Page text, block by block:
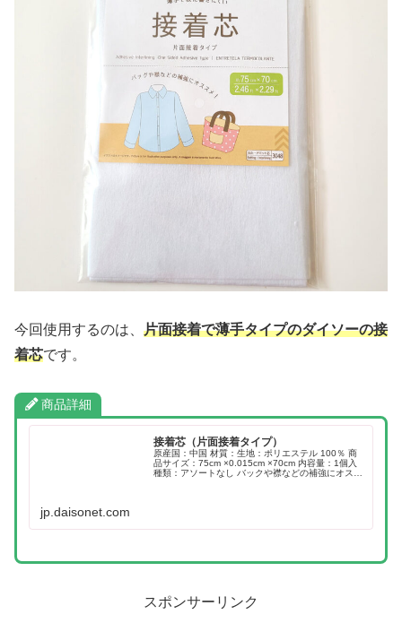
今回使用するのは、 片面接着で薄手タイプのダイソーの接
着芯です。
商品詳細
接着芯（片面接着タイプ）
原産国：中国 材質：生地：ポリエステル 100％ 商
品サイズ：75cm ×0.015cm ×70cm 内容量：1個入
種類：アソートなし バックや襟などの補強にオスス
jp.daisonet.com
スポンサーリンク